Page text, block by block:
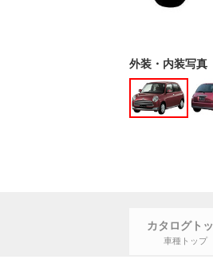
外装・内装写真
カタログト
車種トップ